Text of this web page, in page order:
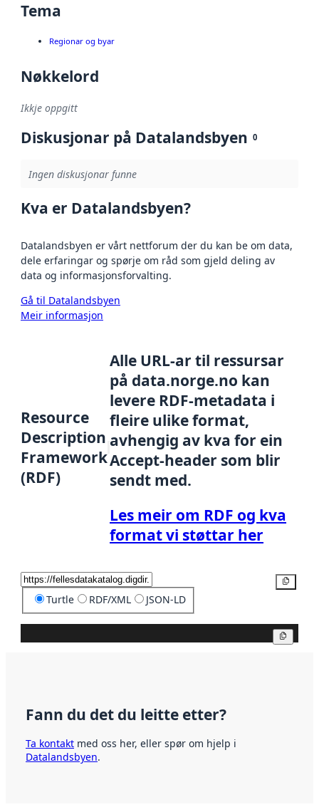
Tema
Regionar og byar
Nøkkelord
Ikkje oppgitt
Diskusjonar på Datalandsbyen 0
Ingen diskusjonar funne
Kva er Datalandsbyen?
Datalandsbyen er vårt nettforum der du kan be om data,
dele erfaringar og spørje om råd som gjeld deling av
data og informasjonsforvalting.
Gå til Datalandsbyen
Meir informasjon
Resource
Description
Framework
(RDF)
Alle URL-ar til ressursar
på data.norge.no kan
levere RDF-metadata i
fleire ulike format,
avhengig av kva for ein
Accept-header som blir
sendt med.
Les meir om RDF og kva
format vi støttar her
Turtle RDF/XML JSON-LD
Fann du det du leitte etter?
Ta kontakt med oss her, eller spør om hjelp i
Datalandsbyen.